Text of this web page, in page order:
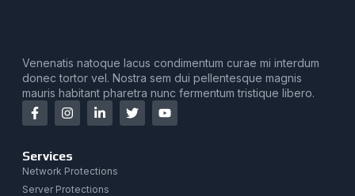
Venenatis natoque lacus condimentum curae mi interdum
donec tortor vel. Nostra sem dui pellentesque magnis
mauris habitant pharetra nunc fermentum tristique libero.
Services
Network Protections
Server Protections